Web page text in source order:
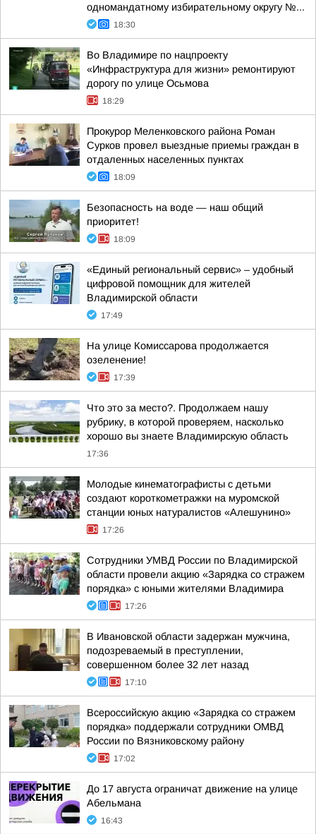
одномандатному избирательному округу №...
18:30
Во Владимире по нацпроекту
«Инфраструктура для жизни» ремонтируют
дорогу по улице Осьмова
18:29
Прокурор Меленковского района Роман
Сурков провел выездные приемы граждан в
отдаленных населенных пунктах
18:09
Безопасность на воде — наш общий
приоритет!
18:09
«Единый региональный сервис» – удобный
цифровой помощник для жителей
Владимирской области
17:49
На улице Комиссарова продолжается
озеленение!
17:39
Что это за место?. Продолжаем нашу
рубрику, в которой проверяем, насколько
хорошо вы знаете Владимирскую область
17:36
Молодые кинематографисты с детьми
создают короткометражки на муромской
станции юных натуралистов «Алешунино»
17:26
Сотрудники УМВД России по Владимирской
области провели акцию «Зарядка со стражем
порядка» с юными жителями Владимира
17:26
В Ивановской области задержан мужчина,
подозреваемый в преступлении,
совершенном более 32 лет назад
17:10
Всероссийскую акцию «Зарядка со стражем
порядка» поддержали сотрудники ОМВД
России по Вязниковскому району
17:02
До 17 августа ограничат движение на улице
Абельмана
16:43